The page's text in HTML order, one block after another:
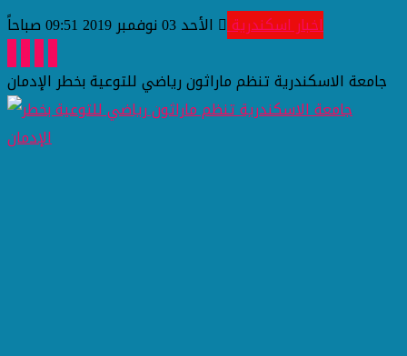
اخبار اسكندرية الأحد 03 نوفمبر 2019 09:51 صباحاً
جامعة الاسكندرية تنظم ماراثون رياضي للتوعية بخطر الإدمان